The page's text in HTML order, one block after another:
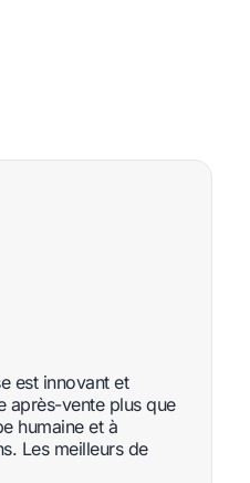
est innovant et
après-vente plus que
humaine et à
Les meilleurs de